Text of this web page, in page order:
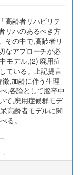
高齢者リハビリテ
リハのあるべき方
その中で,高齢者リ
なアプローチが必
モデル,(2) 廃用症
ている。上記提言
,加齢に伴う生理
,各論として脳卒中
て,廃用症候群モデ
高齢者モデルに関
る。